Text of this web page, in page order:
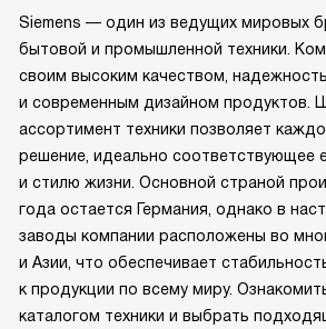
Siemens — один из ведущих мировых
бытовой и промышленной техники.
своим высоким качеством,
и современным дизайном продуктов.
ассортимент техники позволяет
решение, идеально соответствующее
и стилю жизни. Основной страной
года остается Германия, однако в
заводы компании расположены во
и Азии, что обеспечивает
к продукции по всему миру.
каталогом техники и выбрать